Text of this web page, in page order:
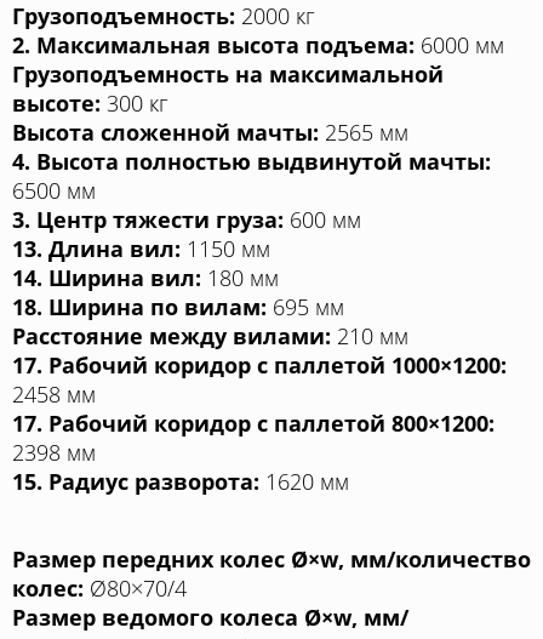
Грузоподъемность: 2000 кг
2. Максимальная высота подъема: 6000 мм
Грузоподъемность на максимальной
высоте: 300 кг
Высота сложенной мачты: 2565 мм
4. Высота полностью выдвинутой мачты:
6500 мм
3. Центр тяжести груза: 600 мм
13. Длина вил: 1150 мм
14. Ширина вил: 180 мм
18. Ширина по вилам: 695 мм
Расстояние между вилами: 210 мм
17. Рабочий коридор с паллетой 1000×1200:
2458 мм
17. Рабочий коридор с паллетой 800×1200:
2398 мм
15. Радиус разворота: 1620 мм
Размер передних колес Ø×w, мм/количество
колес: Ø80×70/4
Размер ведомого колеса Ø×w, мм/